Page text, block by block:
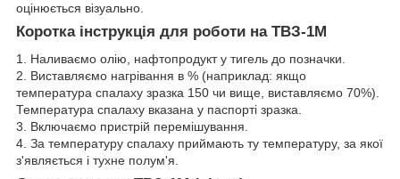
оцінюється візуально.
Коротка інструкція для роботи на ТВЗ-1М
1. Наливаємо олію, нафтопродукт у тигель до позначки.
2. Виставляємо нагрівання в % (наприклад: якщо
температура спалаху зразка 150 чи вище, виставляємо 70%).
Температура спалаху вказана у паспорті зразка.
3. Включаємо пристрій перемішування.
4. За температуру спалаху приймають ту температуру, за якої
з'являється і тухне полум'я.